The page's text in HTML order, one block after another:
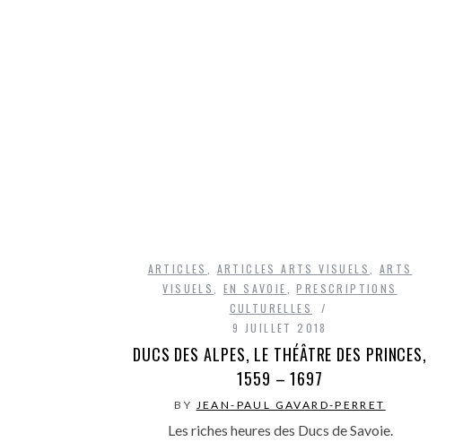
ARTICLES ARTICLES ARTS VISUELS
ARTS
VISUELS
EN SAVOIE ,PRESCRIPTIONS
CULTURELLES
9 JUILLET 2018
DUCS DES ALPES, LE THÉÂTRE DES PRINCES,
1559 – 1697
BY JEAN-PAUL GAVARD-PERRET
Les riches heures des Ducs de Savoie.